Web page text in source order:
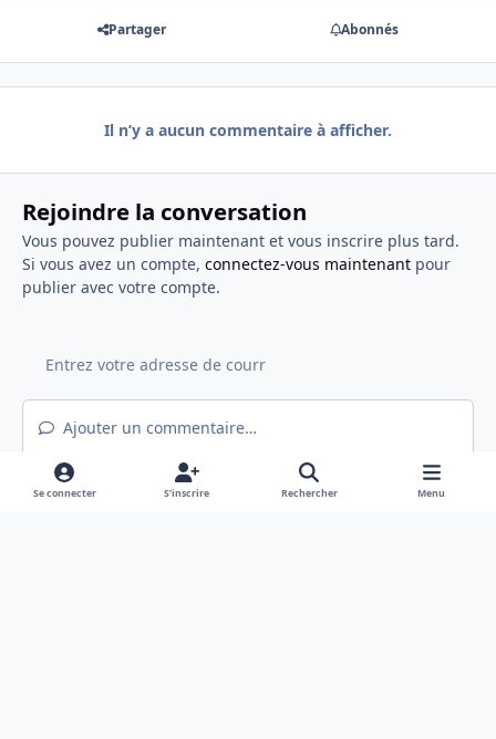
Partager Abonnés
Il n’y a aucun commentaire à afficher.
Rejoindre la conversation
Vous pouvez publier maintenant et vous inscrire plus tard.
Si vous avez un compte, connectez-vous maintenantpour
publier avec votre compte.
Ajouter un commentaire…
Se connecter S’inscrire Rechercher Menu